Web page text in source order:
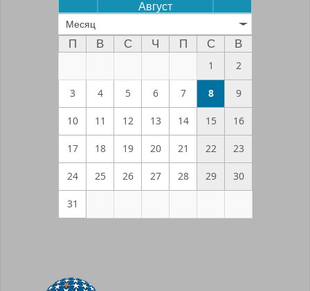
Август
Месяц
П В С Ч П С
В
1
2
3 4 5 6 7 8 9
10 11 12 13 14 15 16
17 18 19 20 21 22 23
24 25 26 27 28 29 30
31